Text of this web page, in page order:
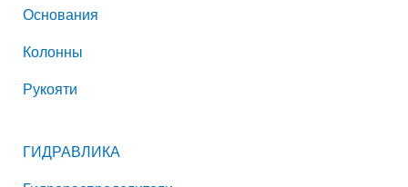
Основания
Колонны
Рукояти
ГИДРАВЛИКА